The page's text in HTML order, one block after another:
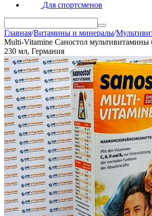
Для спортсменов
Главная/Витамины и минералы/
Multi-Vitamine Саностол мультивитамины
230 мл, Германия